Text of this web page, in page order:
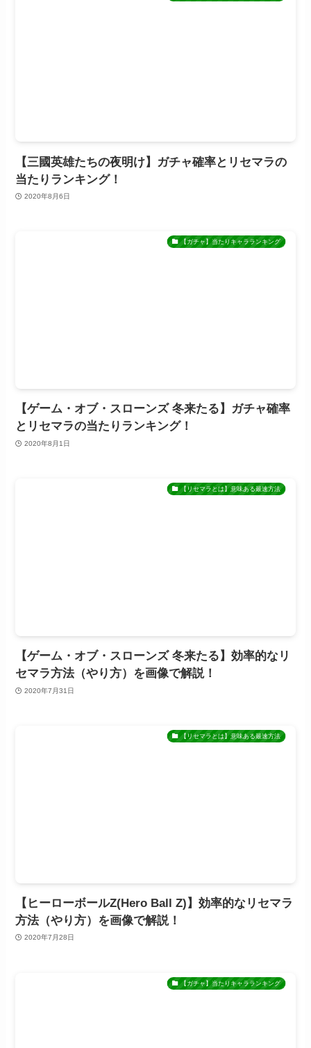
【三國英雄たちの夜明け】ガチャ確率とリセマラの
当たりランキング！
2020年8月6日
【ガチャ】当たりキャラランキング
【ゲーム・オブ・スローンズ 冬来たる】ガチャ確率
とリセマラの当たりランキング！
2020年8月1日
【リセマラとは】意味ある最速方法
【ゲーム・オブ・スローンズ 冬来たる】効率的なリ
セマラ方法（やり方）を画像で解説！
2020年7月31日
【リセマラとは】意味ある最速方法
【ヒーローボールZ(Hero Ball Z)】効率的なリセマラ
方法（やり方）を画像で解説！
2020年7月28日
【ガチャ】当たりキャラランキング